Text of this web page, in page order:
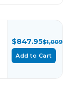
$847.95
Add to Cart